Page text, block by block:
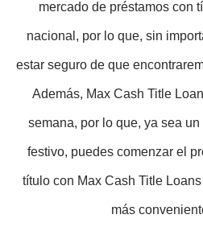
mercado de préstamos con
nacional, por lo que, sin
estar seguro de que
Además, Max Cash Title
semana, por lo que, ya sea
festivo, puedes comenzar el
título con Max Cash Title
más